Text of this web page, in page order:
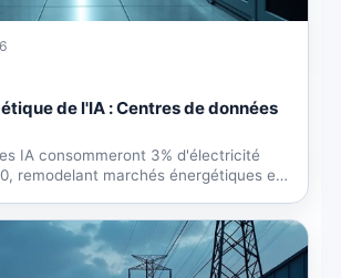
de l'IA : Centres de données
IA consommeront 3% d'électricité
remodelant marchés énergétiques et